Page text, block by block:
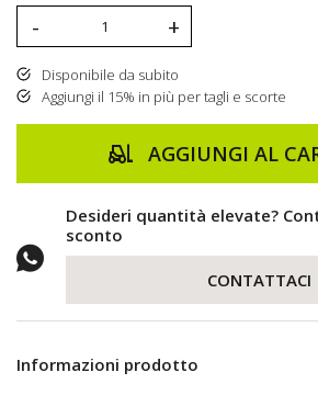
- +
Disponibile da subito
Aggiungi il 15% in più per tagli e scorte
AGGIUNGI AL
Desideri quantità elevate?
sconto
CONTATTACI
Informazioni prodotto